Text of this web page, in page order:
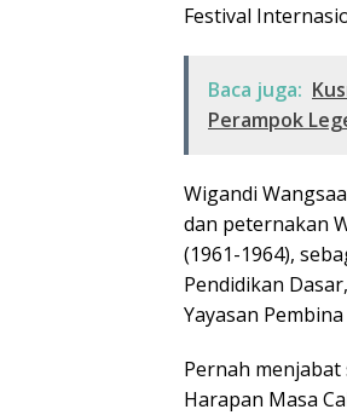
Festival
Baca juga:
Perampok
Wigandi
dan peternakan
(1961-1964),
Pendidikan
Yayasan
Pernah
Harapan Masa